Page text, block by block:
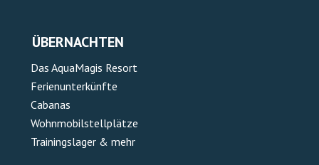
ÜBERNACHTEN
Das AquaMagis Resort
Ferienunterkünfte
Cabanas
Wohnmobilstellplätze
Trainingslager & mehr